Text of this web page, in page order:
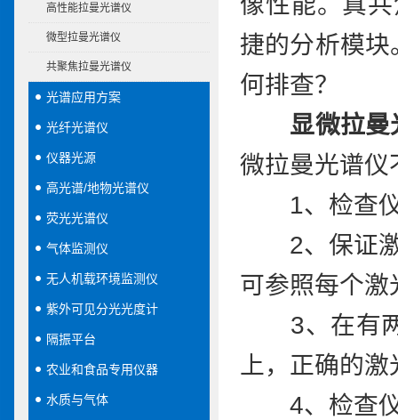
高性能拉曼光谱仪
微型拉曼光谱仪
共聚焦拉曼光谱仪
光谱应用方案
光纤光谱仪
仪器光源
高光谱/地物光谱仪
荧光光谱仪
气体监测仪
无人机载环境监测仪
紫外可见分光光度计
隔振平台
农业和食品专用仪器
水质与气体
捷的分析模
何排查？
显微拉曼
微拉曼光谱仪
1、检查仪
2、保证激
可参照每个
3、在有两
上，正确的
4、检查仪